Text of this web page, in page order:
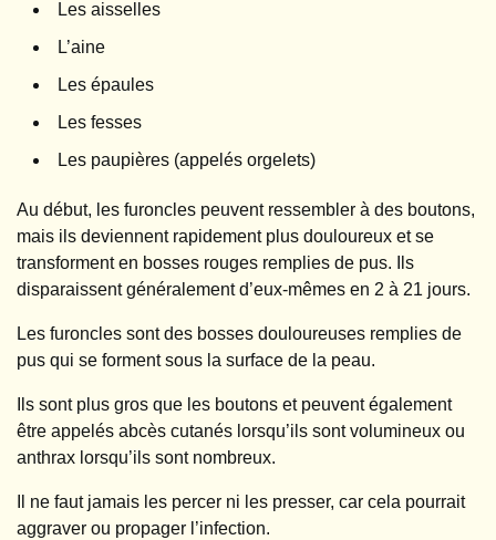
Les aisselles
L’aine
Les épaules
Les fesses
Les paupières (appelés orgelets)
Au début, les furoncles peuvent ressembler à des boutons,
mais ils deviennent rapidement plus douloureux et se
transforment en bosses rouges remplies de pus. Ils
disparaissent généralement d’eux-mêmes en 2 à 21 jours.
Les furoncles sont des bosses douloureuses remplies de
pus qui se forment sous la surface de la peau.
Ils sont plus gros que les boutons et peuvent également
être appelés abcès cutanés lorsqu’ils sont volumineux ou
anthrax lorsqu’ils sont nombreux.
Il ne faut jamais les percer ni les presser, car cela pourrait
aggraver ou propager l’infection.